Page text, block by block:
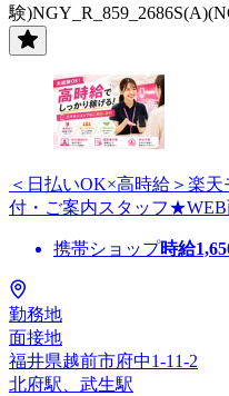
験
＜日払いOK×高時給＞楽
付・ご案内スタッフ
携帯ショップ時給
勤務地
面接地
福井県越前市府中1-11-2
北府駅、武生駅